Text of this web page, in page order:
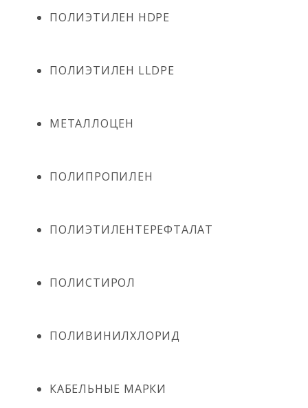
ПОЛИЭТИЛЕН HDPE
ПОЛИЭТИЛЕН LLDPE
МЕТАЛЛОЦЕН
ПОЛИПРОПИЛЕН
ПОЛИЭТИЛЕНТЕРЕФТАЛАТ
ПОЛИСТИРОЛ
ПОЛИВИНИЛХЛОРИД
КАБЕЛЬНЫЕ МАРКИ